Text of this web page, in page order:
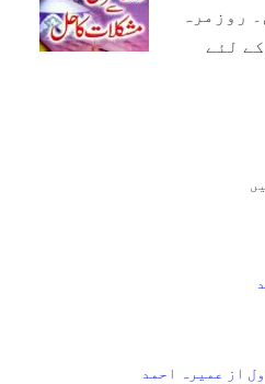
روزمرہ
لئے
از عمیرہ احمد